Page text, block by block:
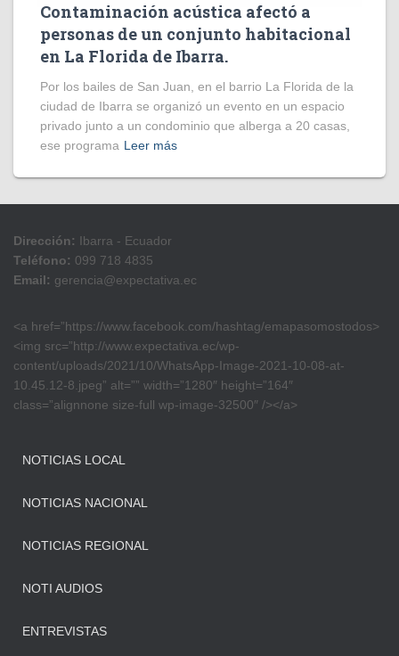
Contaminación acústica afectó a
personas de un conjunto habitacional
en La Florida de Ibarra.
Por los bailes de San Juan, en el barrio La Florida de la
ciudad de Ibarra se organizó un evento en un espacio
privado junto a un condominio que alberga a 20 casas,
ese programa Leer más
Dirección: Ibarra - Ecuador
Teléfono: 099 718 4835
Email: gerencia@expectativa.ec
<a href=”https://www.facebook.com/hashtag/emapasomostodos>
<img src=”http://www.expectativa.ec/wp-
content/uploads/2021/10/WhatsApp-Image-2021-10-08-at-
10.45.12-8.jpeg” alt=”” width=”1280″ height=”164″
class=”alignnone size-full wp-image-32500″ /></a>
NOTICIAS LOCAL
NOTICIAS NACIONAL
NOTICIAS REGIONAL
NOTI AUDIOS
ENTREVISTAS